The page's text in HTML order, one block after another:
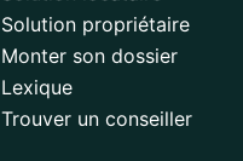
Solution propriétaire
Monter son dossier
Lexique
Trouver un conseiller